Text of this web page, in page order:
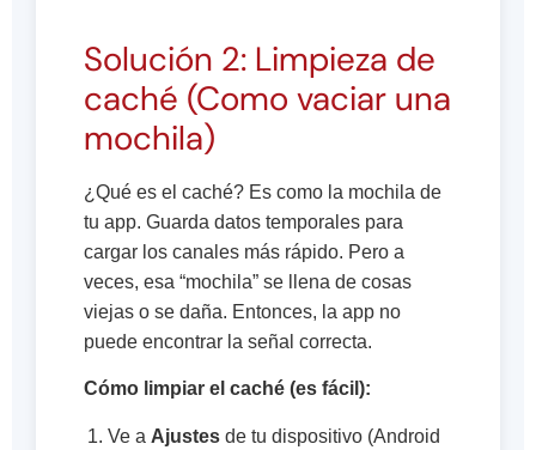
Solución 2: Limpieza de
caché (Como vaciar una
mochila)
¿Qué es el caché? Es como la mochila de
tu app. Guarda datos temporales para
cargar los canales más rápido. Pero a
veces, esa “mochila” se llena de cosas
viejas o se daña. Entonces, la app no
puede encontrar la señal correcta.
Cómo limpiar el caché (es fácil):
Ve a Ajustes de tu dispositivo (Android